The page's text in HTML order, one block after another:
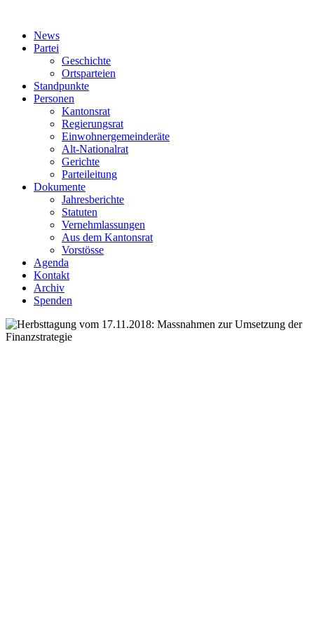
News
Partei
Geschichte
Ortsparteien
Standpunkte
Personen
Kantonsrat
Regierungsrat
Einwohnergemeinderäte
Alt-Nationalrat
Gerichte
Parteileitung
Dokumente
Jahresberichte
Statuten
Vernehmlassungen
Aus dem Kantonsrat
Vorstösse
Agenda
Kontakt
Archiv
Spenden